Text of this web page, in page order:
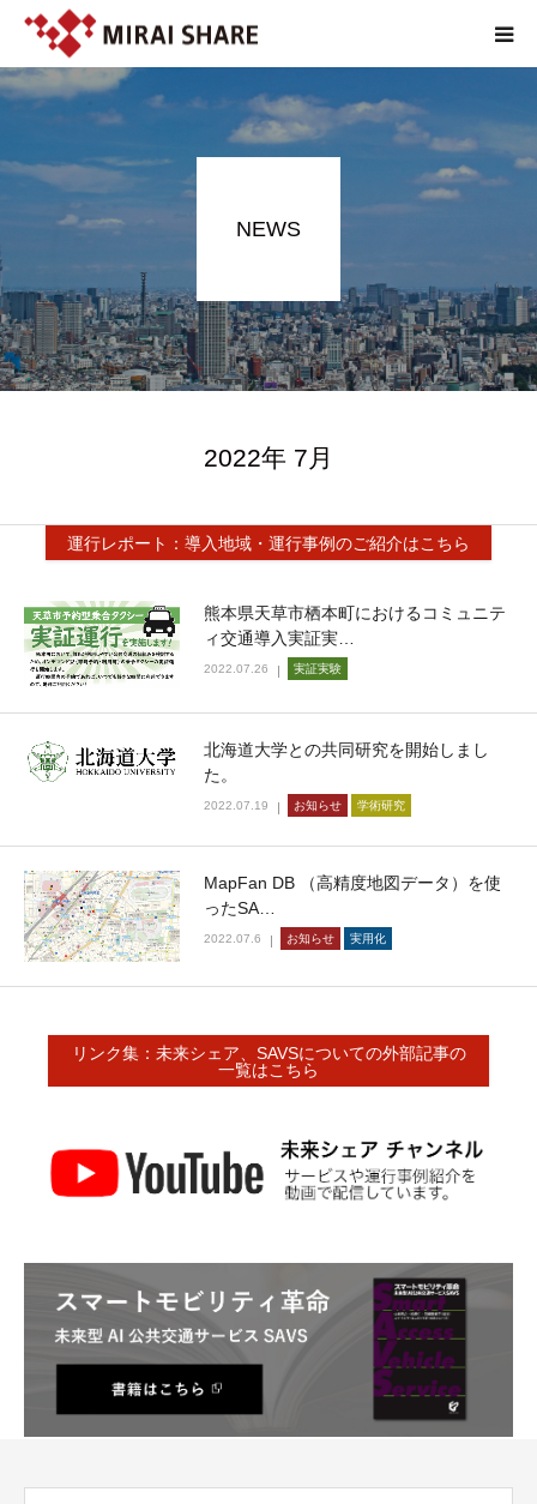
NEWS
2022年 7月
運行レポート：導入地域・運行事例のご紹介はこちら
熊本県天草市栖本町におけるコミュニテ
ィ交通導入実証実…
2022.07.26 実証実験
北海道大学との共同研究を開始しまし
た。
2022.07.19 お知らせ 学術研究
MapFan DB （高精度地図データ）を使
ったSA…
2022.07.6 お知らせ 実用化
リンク集：未来シェア、SAVSについての外部記事の
一覧はこちら
NEWS
TECHNOLOGY
SERVICE
REPORT
ABOUT